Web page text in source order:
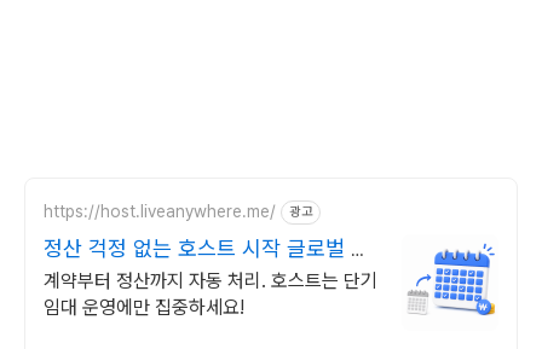
https://host.liveanywhere.me/ 광고
정산 걱정 없는 호스트 시작 글로벌 단
기임대 플랫폼
계약부터 정산까지 자동 처리. 호스트는 단기
임대 운영에만 집중하세요!